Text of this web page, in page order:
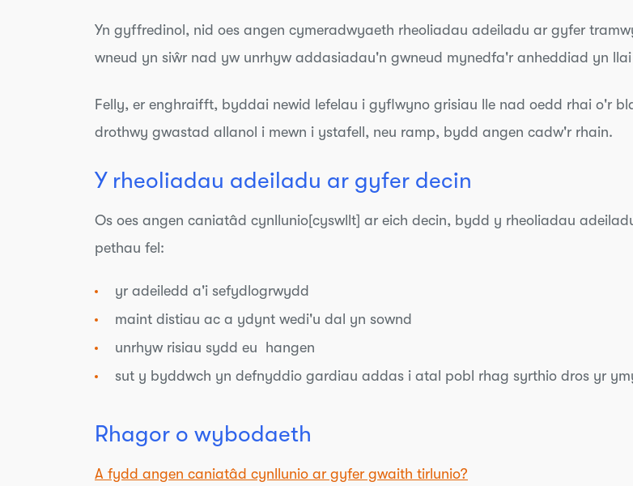
Yn gyffredinol, nid oes angen cymeradwyaeth rheoliadau adeiladu ar gyfer
wneud yn siŵr nad yw unrhyw addasiadau'n gwneud mynedfa'r anheddiad yn
Felly, er enghraifft, byddai newid lefelau i gyflwyno grisiau lle nad oedd rhai o'r
drothwy gwastad allanol i mewn i ystafell, neu ramp, bydd angen cadw'r rhain.
Y rheoliadau adeiladu ar gyfer decin
Os oes angen caniatâd cynllunio[cyswllt] ar eich decin, bydd y rheoliadau
pethau fel:
yr adeiledd a'i sefydlogrwydd
maint distiau ac a ydynt wedi'u dal yn sownd
unrhyw risiau sydd eu hangen
sut y byddwch yn defnyddio gardiau addas i atal pobl rhag syrthio dros yr
Rhagor o wybodaeth
A fydd angen caniatâd cynllunio ar gyfer gwaith tirlunio?